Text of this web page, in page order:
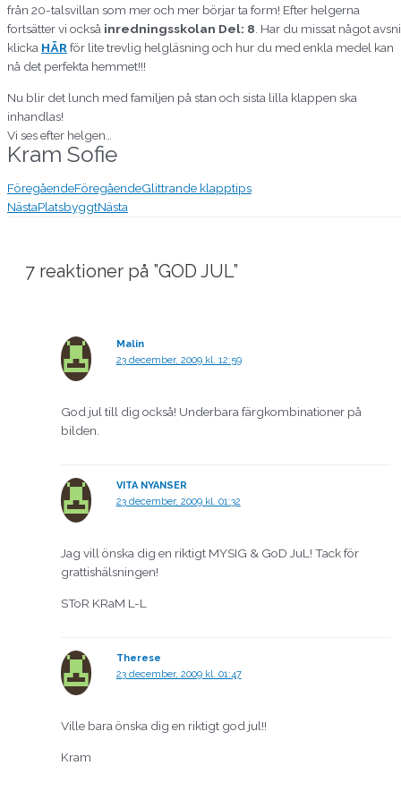
från 20-talsvillan som mer och mer börjar ta form! Efter helgerna
fortsätter vi också inredningsskolan Del: 8 . Har du missat något
klicka HÄR för lite trevlig helgläsning och hur du med enkla medel kan
nå det perfekta hemmet!!!
Nu blir det lunch med familjen på stan och sista lilla klappen ska
inhandlas!
Vi ses efter helgen…
Kram Sofie
FöregåendeFöregåendeGlittrande klapptips
NästaPlatsbyggtNästa
7 reaktioner på ”GOD JUL”
Malin
23 december, 2009 kl. 12:59
God jul till dig också! Underbara färgkombinationer på
bilden.
VITA NYANSER
23 december, 2009 kl. 01:32
Jag vill önska dig en riktigt MYSIG & GoD JuL! Tack för
grattishälsningen!
SToR KRaM L-L
Therese
23 december, 2009 kl. 01:47
Ville bara önska dig en riktigt god jul!!
Kram